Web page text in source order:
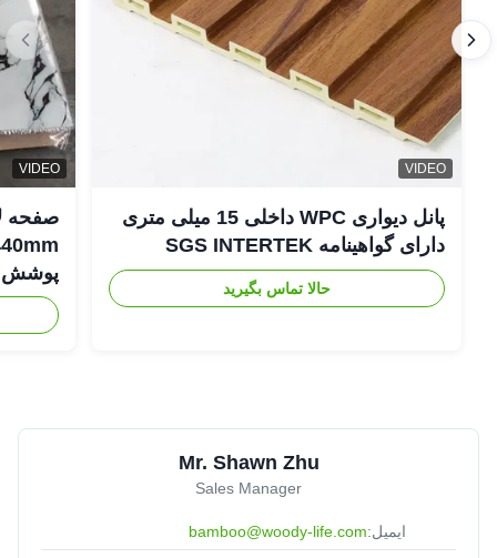
VIDEO
پانل دیواری WPC داخلی 15 میلی متری
دارای گواهینامه SGS INTERTEK
حالا تماس بگیرید
VIDEO
پوشش
Mr. Shawn Zhu
Sales Manager
ایمیل:bamboo@woody-life.com